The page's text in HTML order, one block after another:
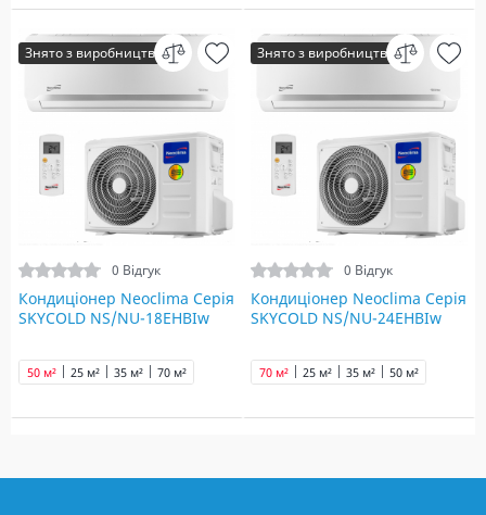
Знято з виробництва
0 Відгук
Кондиціонер Neoclima Серія
SKYCOLD NS/NU-18EHBIw
25 м² 35 м²
50 м² 70 м²
Знято з виробництва
0 Відгук
Кондиціонер Neoclima Серія
SKYCOLD NS/NU-24EHBIw
25 м² 35 м² 50 м²
70 м²